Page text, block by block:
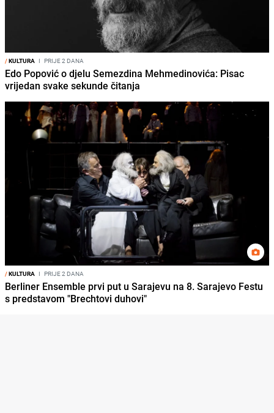
/KULTURA I PRIJE 2 DANA
Edo Popović o djelu Semezdina Mehmedinovića: Pisac
vrijedan svake sekunde čitanja
/KULTURA I PRIJE 2 DANA
Berliner Ensemble prvi put u Sarajevu na 8. Sarajevo Festu
s predstavom "Brechtovi duhovi"